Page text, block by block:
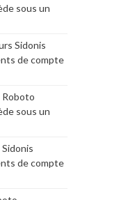
sous un
Sidonis
de compte
sous un
de compte